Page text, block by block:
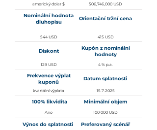
americký dolar $ 506,746,000 USD
Nominální hodnota
dluhopisu
Orientační tržní cena
544 USD 415 USD
Diskont
129 USD
Kupón z nominální
hodnoty
4 % p.a.
Frekvence výplat
kuponů
kvartální výplata
Datum splatnosti
15.7.2025
100% likvidita
Ano
Minimální objem
100 000 USD
Výnos do splatnosti Preferovaný scénář